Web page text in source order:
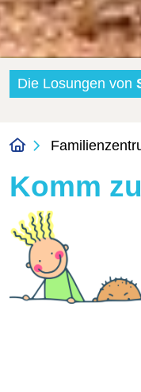
Die Losungen von
Komm